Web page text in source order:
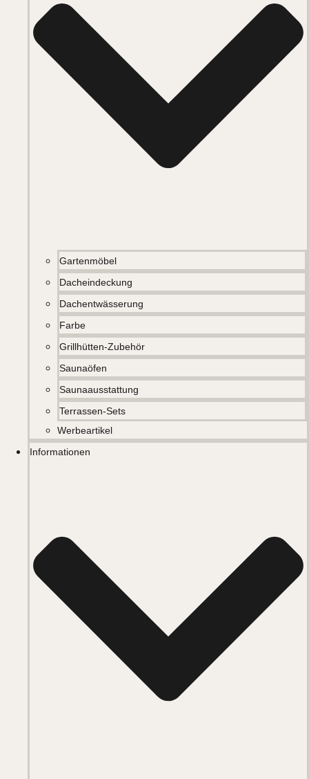
Gartenmöbel
Dacheindeckung
Dachentwässerung
Farbe
Grillhütten-Zubehör
Saunaöfen
Saunaausstattung
Terrassen-Sets
Werbeartikel
Informationen